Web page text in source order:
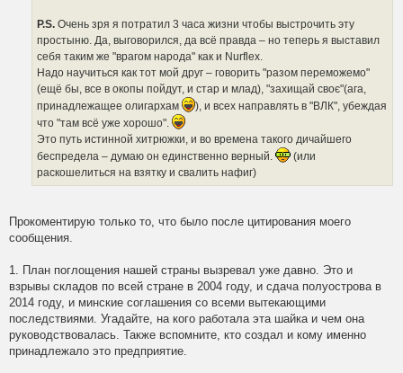
P.S. Очень зря я потратил 3 часа жизни чтобы выстрочить эту
простыню. Да, выговорился, да всё правда – но теперь я выставил
себя таким же "врагом народа" как и Nurflex.
Надо научиться как тот мой друг – говорить "разом переможемо"
(ещё бы, все в окопы пойдут, и стар и млад), "захищай своє"(ага,
принадлежащее олигархам
), и всех направлять в "ВЛК", убеждая
что "там всё уже хорошо".
Это путь истинной хитрюжки, и во времена такого дичайшего
беспредела – думаю он единственно верный.
(или
раскошелиться на взятку и свалить нафиг)
Прокоментирую только то, что было после цитирования моего
сообщения.
1. План поглощения нашей страны вызревал уже давно. Это и
взрывы складов по всей стране в 2004 году, и сдача полуострова в
2014 году, и минские соглашения со всеми вытекающими
последствиями. Угадайте, на кого работала эта шайка и чем она
руководствовалась. Также вспомните, кто создал и кому именно
принадлежало это предприятие.